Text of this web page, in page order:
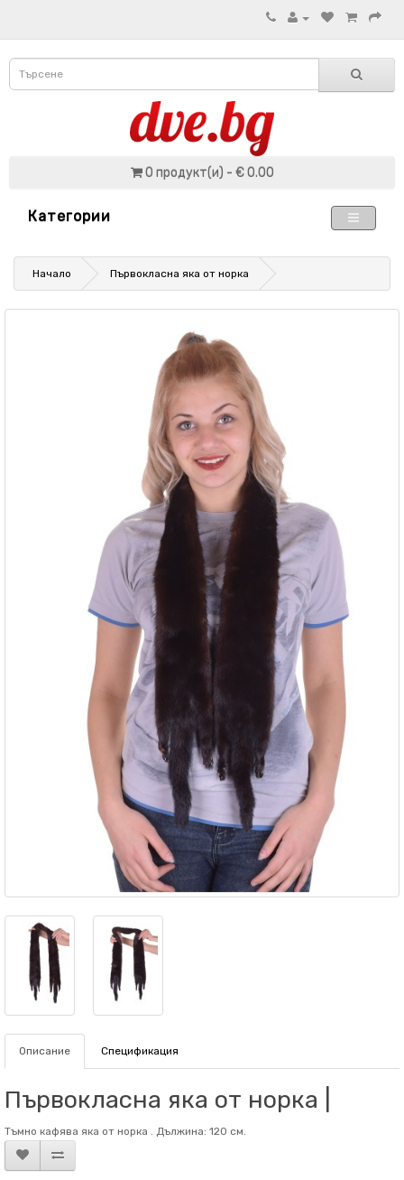
0 продукт(и) - € 0.00
Категории
Начало Първокласна яка от норка
Описание Спецификация
Първокласна яка от норка |
Тъмно кафява яка от норка . Дължина: 120 см.